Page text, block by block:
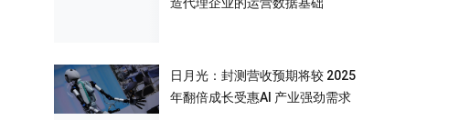
造代理企业的运营数据基础
日月光：封测营收预期将较 2025
年翻倍成长受惠AI 产业强劲需求